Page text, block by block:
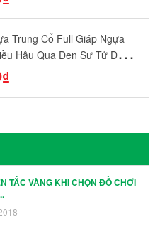
Trung Cổ Full Giáp Ngựa
Hâu Quạ Đen Sư Tử Đỏ
Đồ Chơi Lắp Ráp Mô
TẮC VÀNG KHI CHỌN ĐỒ CHƠI